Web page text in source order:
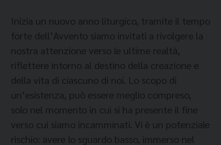
Inizia un nuovo anno liturgico, tramite il tempo
forte dell’Avvento siamo invitati a rivolgere la
nostra attenzione verso le ultime realtà,
riflettere intorno al destino della creazione e
della vita di ciascuno di noi. Lo scopo di
un’esistenza, può essere meglio compreso,
solo nel momento in cui si ha presente il fine
verso cui siamo incamminati. Vi è un potenziale
rischio: avere lo sguardo basso, immerso nel